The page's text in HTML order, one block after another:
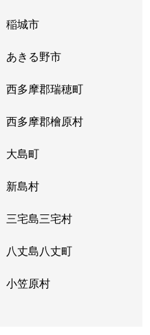
稲城市
あきる野市
西多摩郡瑞穂町
西多摩郡檜原村
大島町
新島村
三宅島三宅村
八丈島八丈町
小笠原村